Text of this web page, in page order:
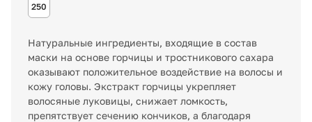
250
Натуральные ингредиенты, входящие в состав
маски на основе горчицы и тростникового сахара
оказывают положительное воздействие на волосы и
кожу головы. Экстракт горчицы укрепляет
волосяные луковицы, снижает ломкость,
препятствует сечению кончиков, а благодаря